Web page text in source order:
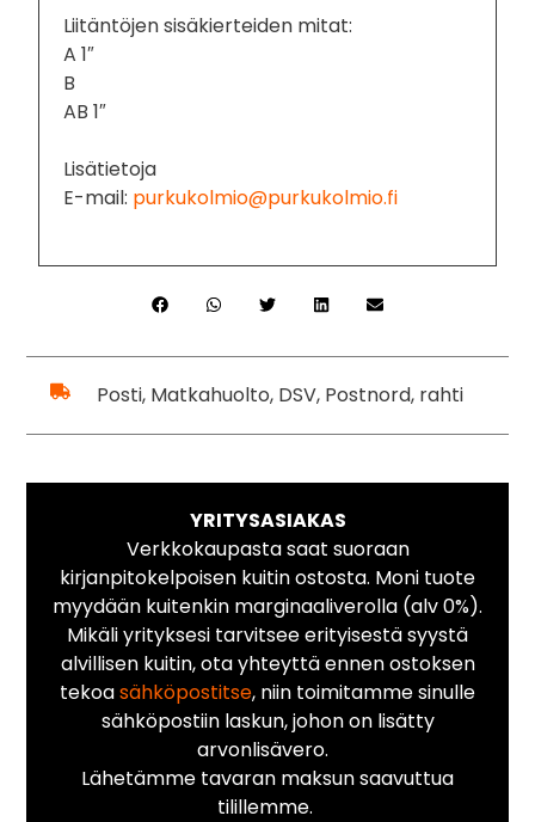
Liitäntöjen sisäkierteiden mitat:
A 1″
B
AB 1″
Lisätietoja
E-mail: purkukolmio@purkukolmio.fi
Posti, Matkahuolto, DSV, Postnord, rahti
YRITYSASIAKAS
Verkkokaupasta saat suoraan
kirjanpitokelpoisen kuitin ostosta. Moni tuote
myydään kuitenkin marginaaliverolla (alv 0%).
Mikäli yrityksesi tarvitsee erityisestä syystä
alvillisen kuitin, ota yhteyttä ennen ostoksen
tekoasähköpostitse, niin toimitamme sinulle
sähköpostiin laskun, johon on lisätty
arvonlisävero.
Lähetämme tavaran maksun saavuttua
tilillemme.